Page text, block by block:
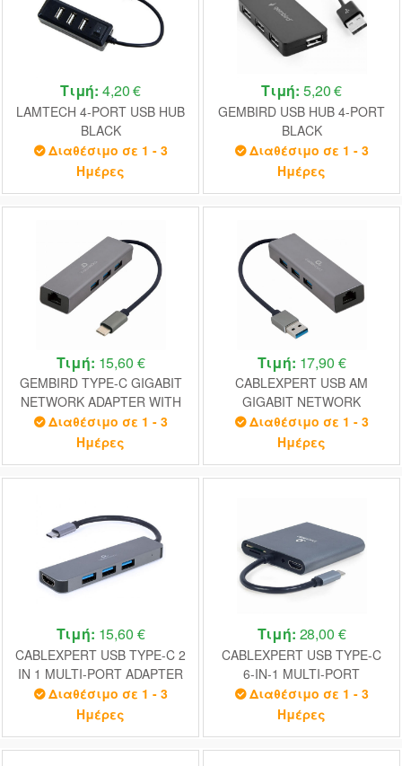
Τιμή: 4,20 €
LAMTECH 4-PORT USB HUB
BLACK
Διαθέσιμο σε 1 - 3
Ημέρες
Τιμή: 5,20 €
GEMBIRD USB HUB 4-PORT
BLACK
Διαθέσιμο σε 1 - 3
Ημέρες
Τιμή: 15,60 €
GEMBIRD TYPE-C GIGABIT
NETWORK ADAPTER WITH
3-PORT USB3.1 HUB
Διαθέσιμο σε 1 - 3
Ημέρες
Τιμή: 17,90 €
CABLEXPERT USB AM
GIGABIT NETWORK
ADAPTER WITH 3-PORT USB
3.0 HUB
Διαθέσιμο σε 1 - 3
Ημέρες
Τιμή: 15,60 €
CABLEXPERT USB TYPE-C 2
IN 1 MULTI-PORT ADAPTER
(HUB+HDMI)
Διαθέσιμο σε 1 - 3
Ημέρες
Τιμή: 28,00 €
CABLEXPERT USB TYPE-C
6-IN-1 MULTI-PORT
ADAPTER SPACE GREY
Διαθέσιμο σε 1 - 3
Ημέρες